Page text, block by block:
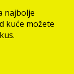
najbolje
kuće možete